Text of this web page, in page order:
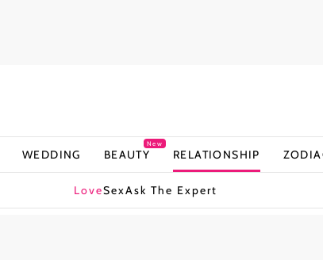
WEDDING BEAUTY
New
RELATIONSHIP
LoveSexAsk The Expert